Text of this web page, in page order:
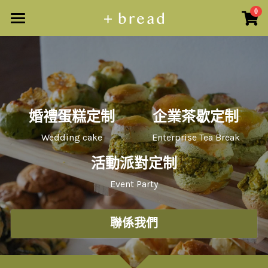
0
主頁
所有商品
商品預訂
原個蛋糕
散水餅
曲奇/禮盒
麵包課堂
鹼水貝果課
德國鹼水結課
紐約貝果課
卡通貝果課（造型）
活動定制
搜索
繁體中文
繁體中文
+852 57403925
Info@plusbread.com
婚禮蛋糕定制
Wedding cake
企業茶歇定制
Enterprise Tea Break
活動派對定制
Event Party
聯係我們
×
商品分類
所有商品分類
司康 · 可麗露
馬芬蛋糕 · 瑪德蓮
曲奇 · 禮盒
蛋糕甜品
原個蛋糕